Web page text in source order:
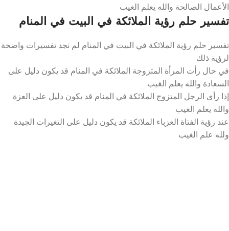
الأعمال الصالحة والله يعلم الغيب
تفسير حلم رؤية الملائكة في البيت في المنام
تفسير حلم رؤية الملائكة في البيت في المنام لم نجد تفسيرات واضحة
لرؤية ذلك
في حال رأت المرأة المتزوجة الملائكة في المنام قد يكون دليل على
السعادة والله يعلم الغيب
إذا رأى الرجل المتزوج الملائكة في المنام قد يكون دليل على العزة
والله يعلم الغيب
عند رؤية الفتاة العزباء الملائكة قد يكون دليل على التغيرات الجيدة
ولله علم الغيب